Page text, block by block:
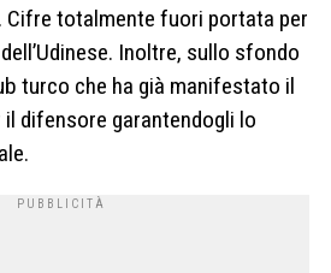
Cifre totalmente fuori portata per
Inoltre, sullo sfondo
turco che ha già manifestato il
difensore garantendogli lo